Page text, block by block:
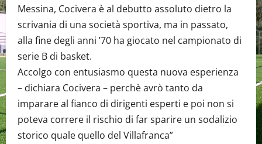
Messina, Cocivera è al debutto assoluto dietro la
scrivania di una società sportiva, ma in passato,
alla fine degli anni ’70 ha giocato nel campionato di
serie B di basket.
Accolgo con entusiasmo questa nuova esperienza
– dichiara Cocivera – perchè avrò tanto da
imparare al fianco di dirigenti esperti e poi non si
poteva correre il rischio di far sparire un sodalizio
storico quale quello del Villafranca”